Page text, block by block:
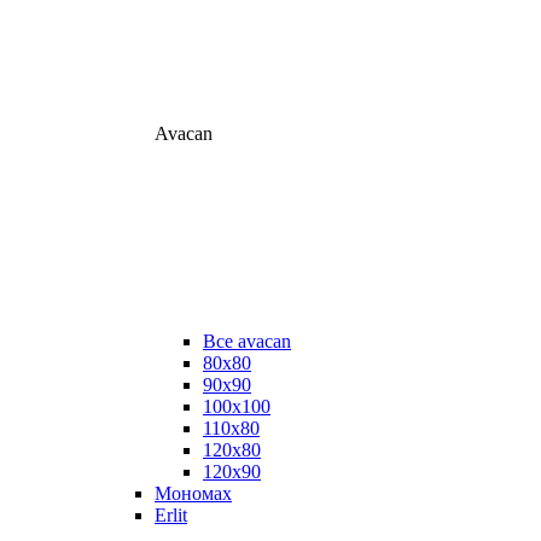
Avacan
Все avacan
80х80
90х90
100х100
110х80
120х80
120х90
Мономах
Erlit